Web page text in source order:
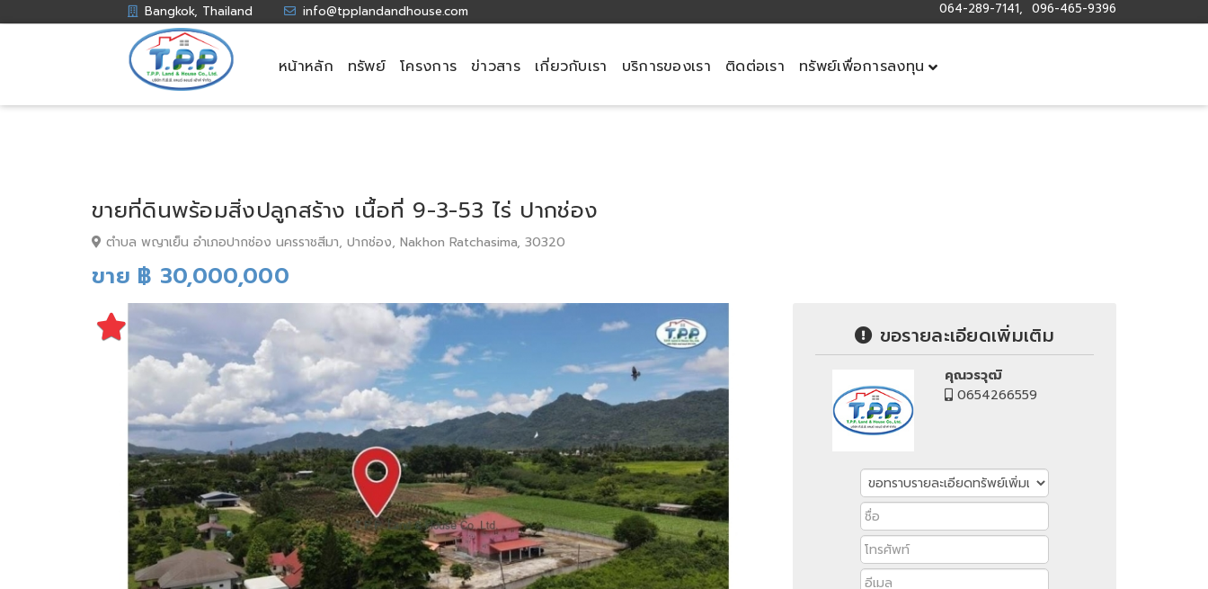
Bangkok, Thailand info@tpplandandhouse.com 064-289-7141, 096-465-9396
หน้าหลัก ทรัพย์ โครงการ ข่าวสาร เกี่ยวกับเรา บริการของเรา ติดต่อเรา ทรัพย์เพื่อการลงทุน
ขายที่ดินพร้อมสิ่งปลูกสร้าง เนื้อที่ 9-3-53 ไร่ ปากช่อง
ตำบล พญาเย็น อำเภอปากช่อง นครราชสีมา, ปากช่อง, Nakhon Ratchasima, 30320
ขาย ฿ 30,000,000
ขอรายละเอียดเพิ่มเติม
คุณวรวุฒิ
0654266559